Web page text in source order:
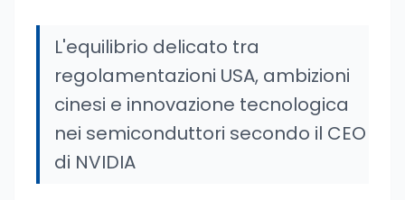
L'equilibrio delicato tra
regolamentazioni USA, ambizioni
cinesi e innovazione tecnologica
nei semiconduttori secondo il CEO
di NVIDIA